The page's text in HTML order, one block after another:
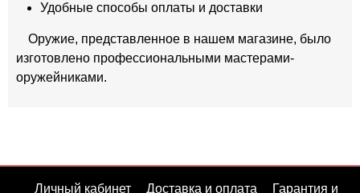
Удобные способы оплаты и доставки
Оружие, представленное в нашем магазине, было
изготовлено профессиональными мастерами-
оружейниками.
Личный кабинет Доставка и оплата Гарантия и